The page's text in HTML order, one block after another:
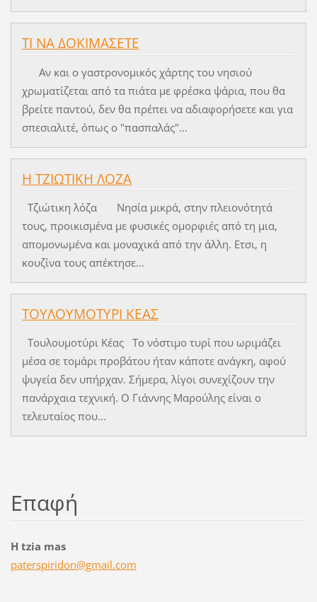
ΤΙ ΝΑ ΔΟΚΙΜΑΣΕΤΕ
Αν και ο γαστρονομικός χάρτης του νησιού
χρωματίζεται από τα πιάτα με φρέσκα ψάρια, που θα
βρείτε παντού, δεν θα πρέπει να αδιαφορήσετε και για
σπεσιαλιτέ, όπως ο "πασπαλάς"...
Η ΤΖΙΩΤΙΚΗ ΛΟΖΑ
Τζιώτικη λόζα Νησία μικρά, στην πλειονότητά
τους, προικισμένα με φυσικές ομορφιές από τη μια,
απομονωμένα και μοναχικά από την άλλη. Ετσι, η
κουζίνα τους απέκτησε...
ΤΟΥΛΟΥΜΟΤΥΡΙ ΚΕΑΣ
Τουλουμοτύρι Κέας Το νόστιμο τυρί που ωριμάζει
μέσα σε τομάρι προβάτου ήταν κάποτε ανάγκη, αφού
ψυγεία δεν υπήρχαν. Σήμερα, λίγοι συνεχίζουν την
πανάρχαια τεχνική. Ο Γιάννης Μαρούλης είναι ο
τελευταίος που...
Επαφή
H tzia mas
paterspiridon@gmail.com